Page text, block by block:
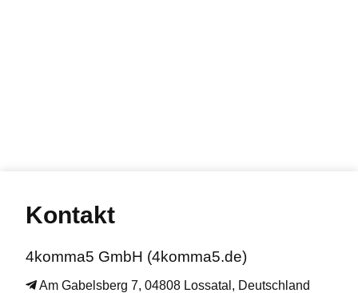
Kontakt
4komma5 GmbH (4komma5.de)
Am Gabelsberg 7, 04808 Lossatal, Deutschland